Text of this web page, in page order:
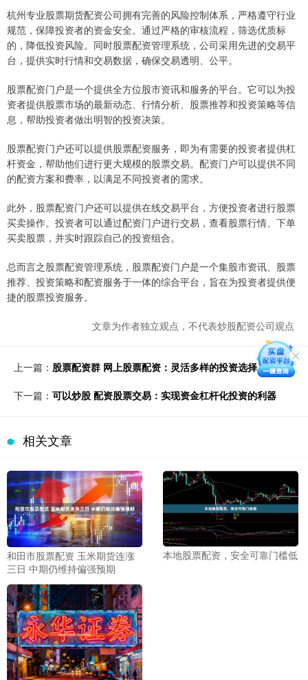
杭州专业股票期货配资公司拥有完善的风险控制体系，严格遵守行业
规范，保障投资者的资金安全。通过严格的审核流程，筛选优质标
的，降低投资风险。同时股票配资管理系统，公司采用先进的交易平
台，提供实时行情和交易数据，确保交易透明、公平。
股票配资门户是一个提供全方位股市资讯和服务的平台。它可以为投
资者提供股票市场的最新动态、行情分析、股票推荐和投资策略等信
息，帮助投资者做出明智的投资决策。
股票配资门户还可以提供股票配资服务，即为有需要的投资者提供杠
杆资金，帮助他们进行更大规模的股票交易。配资门户可以提供不同
的配资方案和费率，以满足不同投资者的需求。
此外，股票配资门户还可以提供在线交易平台，方便投资者进行股票
买卖操作。投资者可以通过配资门户进行交易，查看股票行情、下单
买卖股票，并实时跟踪自己的投资组合。
总而言之股票配资管理系统，股票配资门户是一个集股市资讯、股票
推荐、投资策略和配资服务于一体的综合平台，旨在为投资者提供便
捷的股票投资服务。
文章为作者独立观点，不代表炒股配资公司观点
上一篇： 股票配资群 网上股票配资：灵活多样的投资选择
下一篇： 可以炒股 配资股票交易：实现资金杠杆化投资的利器
相关文章
和田市股票配资 玉米期货连涨
三日 中期仍维持偏强预期
本地股票配资，安全可靠门槛低